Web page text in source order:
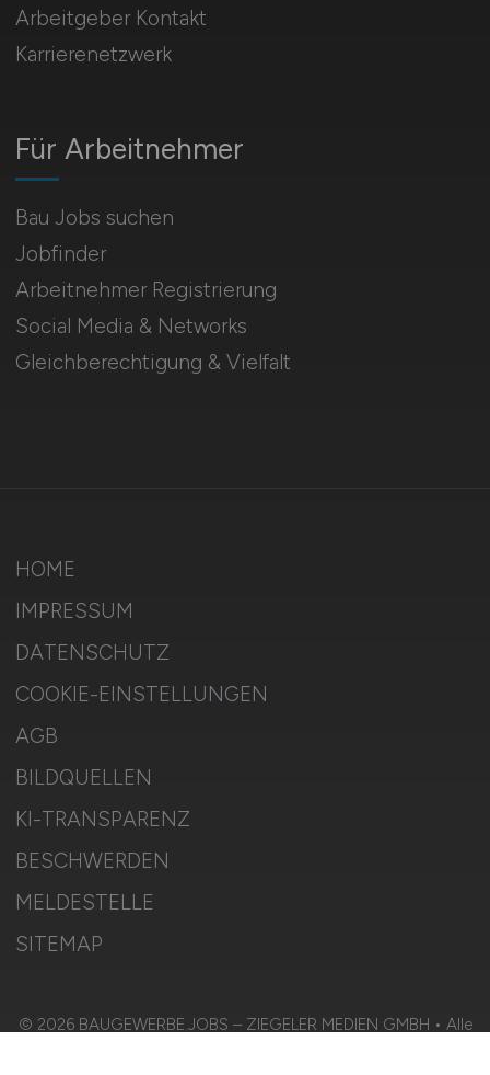
Für Arbeitnehmer
Bau Jobs suchen
Jobfinder
Arbeitnehmer Registrierung
Social Media & Networks
Gleichberechtigung & Vielfalt
Arbeitgeber Kontakt
Karrierenetzwerk
HOME
IMPRESSUM
DATENSCHUTZ
COOKIE-EINSTELLUNGEN
AGB
BILDQUELLEN
KI-TRANSPARENZ
BESCHWERDEN
MELDESTELLE
SITEMAP
© 2026 BAUGEWERBE.JOBS – ZIEGELER MEDIEN GMBH • Alle